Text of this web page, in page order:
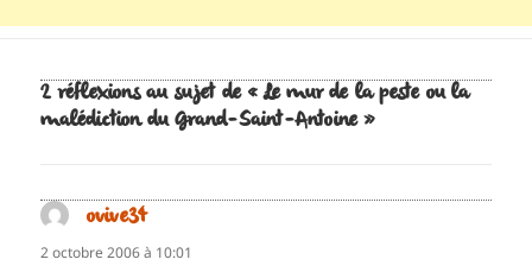
2 réflexions au sujet de « Le mur de la peste ou la
malédiction du Grand-Saint-Antoine »
ovive34dit :
2 octobre 2006 à 10:01